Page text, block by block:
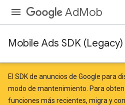
AdMob
Mobile Ads SDK
El SDK de anuncios de Google para
modo de mantenimiento. Para
funciones más recientes, migra y